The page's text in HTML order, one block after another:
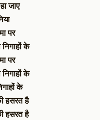
जाए
पर
के
पर
के
के
हसरत है
हसरत है